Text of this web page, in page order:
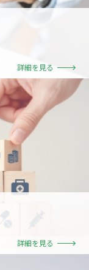
詳細を見る
詳細を見る